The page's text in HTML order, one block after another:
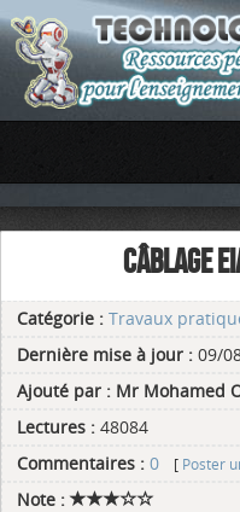
CÂBLAGE
Catégorie : Travaux
Dernière mise à jour : 09/
Ajouté par : Mr Mohamed
Lectures : 48084
Commentaires : 0 [ Poster
Note :